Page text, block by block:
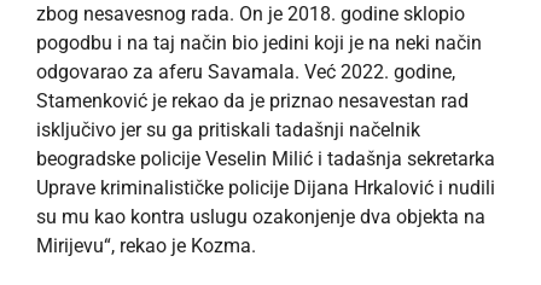
zbog nesavesnog rada. On je 2018. godine sklopio
pogodbu i na taj način bio jedini koji je na neki način
odgovarao za aferu Savamala. Već 2022. godine,
Stamenković je rekao da je priznao nesavestan rad
isključivo jer su ga pritiskali tadašnji načelnik
beogradske policije Veselin Milić i tadašnja sekretarka
Uprave kriminalističke policije Dijana Hrkalović i nudili
su mu kao kontra uslugu ozakonjenje dva objekta na
Mirijevu“, rekao je Kozma.